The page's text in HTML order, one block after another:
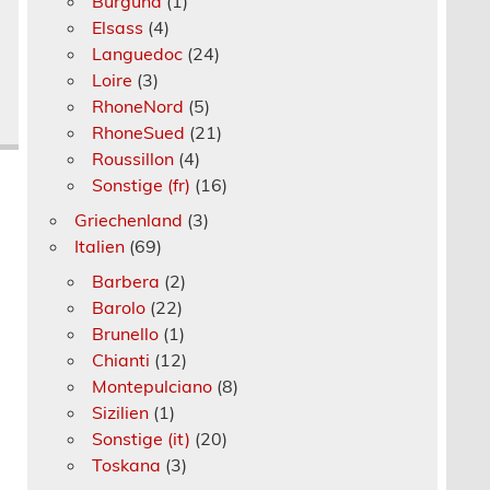
Elsass (4)
Languedoc (24)
Loire (3)
RhoneNord (5)
RhoneSued (21)
Roussillon (4)
Sonstige (fr) (16)
Griechenland (3)
Italien (69)
Barbera (2)
Barolo (22)
Brunello (1)
Chianti (12)
Montepulciano (8)
Sizilien (1)
Sonstige (it) (20)
Toskana (3)